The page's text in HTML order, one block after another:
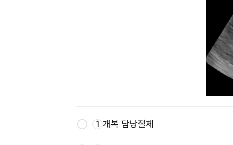
1 개복 담낭절제